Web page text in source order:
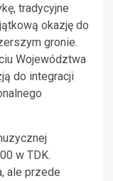
tradycyjne
okazję do
gronie.
Województwa
do integracji
w TDK.
ale przede